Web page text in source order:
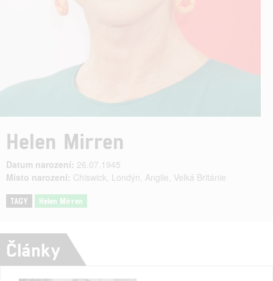
Helen Mirren
Datum narození: 26.07.1945
Místo narození: Chiswick, Londýn, Anglie, Velká Británie
TAGY Helen Mirren
Články